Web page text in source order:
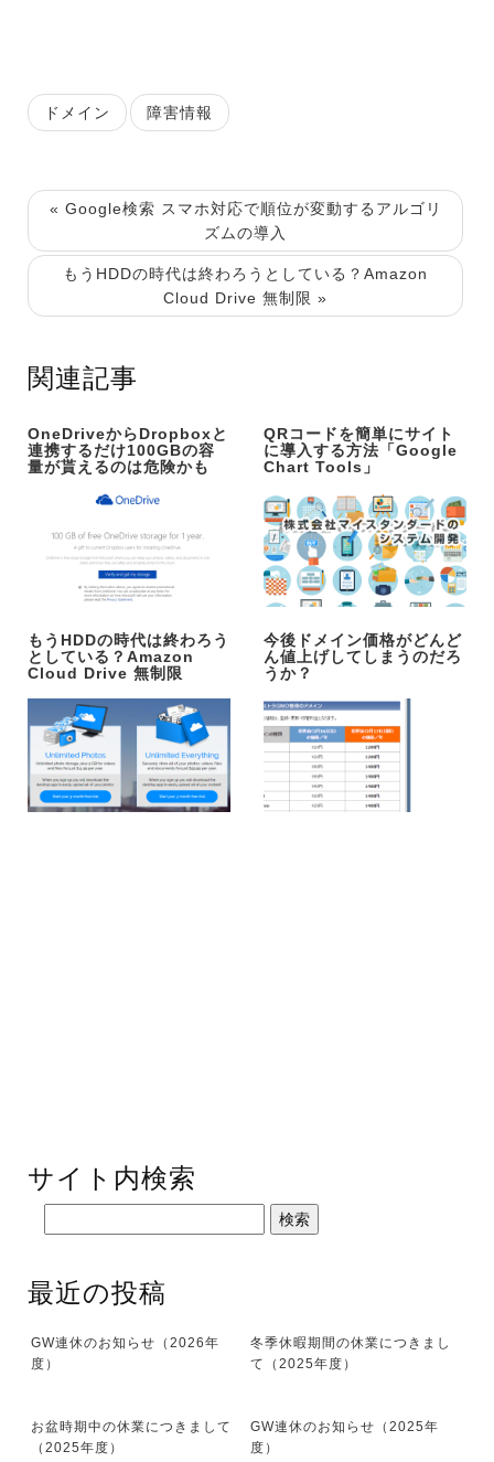
ドメイン 障害情報
« Google検索 スマホ対応で順位が変動するアルゴリ
ズムの導入
もうHDDの時代は終わろうとしている？Amazon
Cloud Drive 無制限 »
関連記事
OneDriveからDropboxと
連携するだけ100GBの容
量が貰えるのは危険かも
QRコードを簡単にサイト
に導入する方法「Google
Chart Tools」
もうHDDの時代は終わろう
としている？Amazon
Cloud Drive 無制限
今後ドメイン価格がどんど
ん値上げしてしまうのだろ
うか？
サイト内検索
最近の投稿
GW連休のお知らせ（2026年
度）
冬季休暇期間の休業につきまし
て（2025年度）
お盆時期中の休業につきまして
（2025年度）
GW連休のお知らせ（2025年
度）